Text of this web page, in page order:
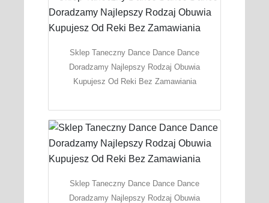
Sklep Taneczny Dance Dance Dance
Doradzamy Najlepszy Rodzaj Obuwia
Kupujesz Od Reki Bez Zamawiania
Sklep Taneczny Dance Dance Dance
Doradzamy Najlepszy Rodzaj Obuwia